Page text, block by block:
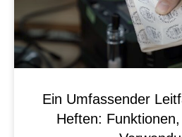
Ein Umfassender
Heften: